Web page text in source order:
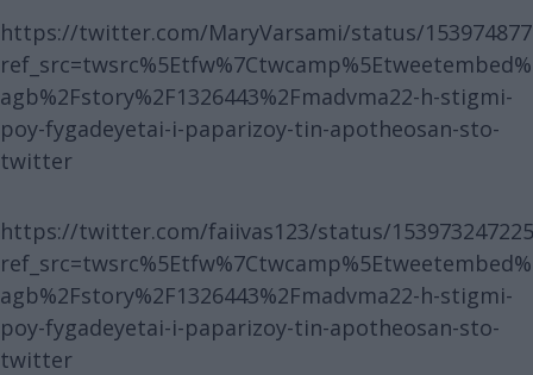
https://twitter.com/MaryVarsami/status/
agb%2Fstory%2F1326443%2Fmadvma22-h-stigmi-
poy-fygadeyetai-i-paparizoy-tin-apotheosan-sto-
twitter
https://twitter.com/faiivas123/status/
agb%2Fstory%2F1326443%2Fmadvma22-h-stigmi-
poy-fygadeyetai-i-paparizoy-tin-apotheosan-sto-
twitter